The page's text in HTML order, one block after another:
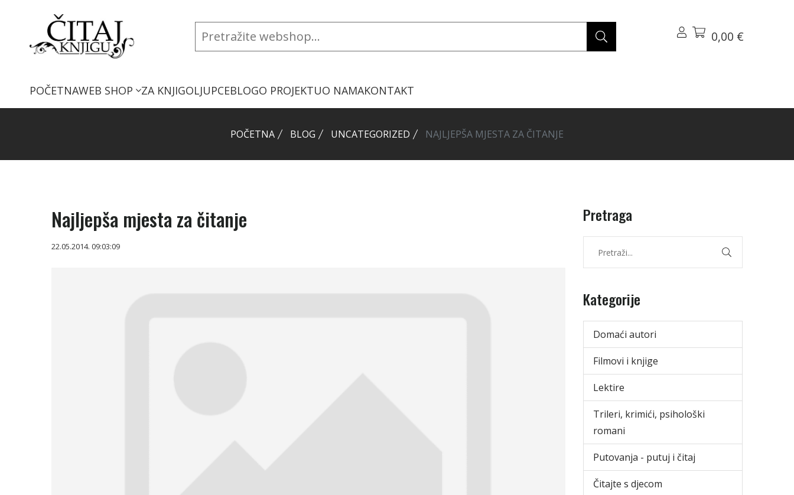
0,00 €
POČETNAWEB SHOP ZA KNJIGOLJUPCEBLOGO PROJEKTUO NAMAKONTAKT
POČETNA BLOG UNCATEGORIZED NAJLJEPŠA MJESTA ZA ČITANJE
Najljepša mjesta za čitanje
22.05.2014. 09:03:09
Pretraga
Kategorije
Domaći autori
Filmovi i knjige
Lektire
Trileri, krimići, psihološki
romani
Putovanja - putuj i čitaj
Čitajte s djecom